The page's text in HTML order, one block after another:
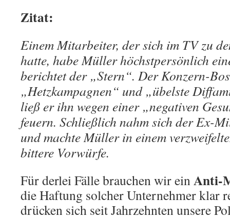
Zitat:
Einem Mitarbeiter, der sich im TV zu
hatte, habe Müller höchstpersönlich
berichtet der „Stern“. Der Konzern-
„Hetzkampagnen“ und „übelste
ließ er ihn wegen einer „negativen
feuern. Schließlich nahm sich der Ex-
und machte Müller in einem
bittere Vorwürfe.
Für derlei Fälle brauchen wir einAnti-
die Haftung solcher Unternehmer
drücken sich seit Jahrzehnten unsere